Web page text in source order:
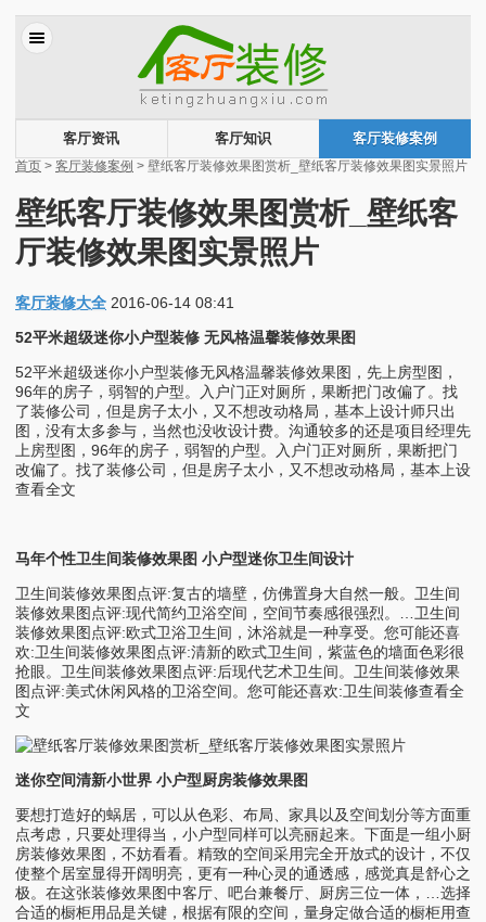
客厅资讯 客厅知识
客厅装修案例
首页 > 客厅装修案例 > 壁纸客厅装修效果图赏析_壁纸客厅装修效果图实景照片
壁纸客厅装修效果图赏析_壁纸客
厅装修效果图实景照片
客厅装修大全 2016-06-14 08:41
52平米超级迷你小户型装修 无风格温馨装修效果图
52平米超级迷你小户型装修无风格温馨装修效果图，先上房型图，
96年的房子，弱智的户型。入户门正对厕所，果断把门改偏了。找
了装修公司，但是房子太小，又不想改动格局，基本上设计师只出
图，没有太多参与，当然也没收设计费。沟通较多的还是项目经理先
上房型图，96年的房子，弱智的户型。入户门正对厕所，果断把门
改偏了。找了装修公司，但是房子太小，又不想改动格局，基本上设
查看全文
马年个性卫生间装修效果图 小户型迷你卫生间设计
卫生间装修效果图点评:复古的墙壁，仿佛置身大自然一般。卫生间
装修效果图点评:现代简约卫浴空间，空间节奏感很强烈。…卫生间
装修效果图点评:欧式卫浴卫生间，沐浴就是一种享受。您可能还喜
欢:卫生间装修效果图点评:清新的欧式卫生间，紫蓝色的墙面色彩很
抢眼。卫生间装修效果图点评:后现代艺术卫生间。卫生间装修效果
图点评:美式休闲风格的卫浴空间。您可能还喜欢:卫生间装修查看全
文
迷你空间清新小世界 小户型厨房装修效果图
要想打造好的蜗居，可以从色彩、布局、家具以及空间划分等方面重
点考虑，只要处理得当，小户型同样可以亮丽起来。下面是一组小厨
房装修效果图，不妨看看。精致的空间采用完全开放式的设计，不仅
使整个居室显得开阔明亮，更有一种心灵的通透感，感觉真是舒心之
极。在这张装修效果图中客厅、吧台兼餐厅、厨房三位一体，…选择
合适的橱柜用品是关键，根据有限的空间，量身定做合适的橱柜用查